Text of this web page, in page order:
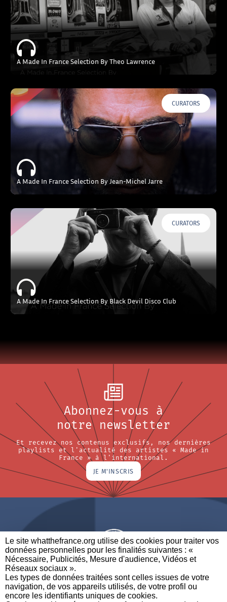
Le site whatthefrance.org utilise des cookies pour traiter vos
données personnelles pour les finalités suivantes : «
Nécessaire, Publicités, Mesure d'audience, Vidéos et
Réseaux sociaux ». ​
Les types de données traitées sont celles issues de votre
navigation, de vos appareils utilisés, de votre profil ou
encore les identifiants uniques de cookies. ​
A Made In France Selection By Theo Lawrence
CURATORS
A Made In France Selection By Jean-Michel Jarre
CURATORS
A Made In France Selection By Black Devil Disco Club
Abonnez-vous à
notre newsletter
Et recevez nos contenus exclusifs, nos dernières
playlists et l'actualité des artistes « Made in
France » à l'international.
JE M'INSCRIS
A BRAND OF
PARTENAIRES CONTACTEZ-NOUS MENTIONS LÉGALES